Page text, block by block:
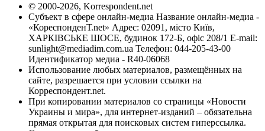
© 2000-2026, Korrespondent.net
Субъект в сфере онлайн-медиа Название онлайн-медиа -
«КореспонденТ.net» Адрес: 02091, місто Київ,
ХАРКІВСЬКЕ ШОСЕ, будинок 172-Б, офіс 208/1 E-mail:
sunlight@mediadim.com.ua Телефон: 044-205-43-00
Идентификатор медиа - R40-06068
Использование любых материалов, размещённых на
сайте, разрешается при условии ссылки на
Корреспондент.net.
При копировании материалов со страницы «Новости
Украины и мира», для интернет-изданий – обязательна
прямая открытая для поисковых систем гиперссылка.